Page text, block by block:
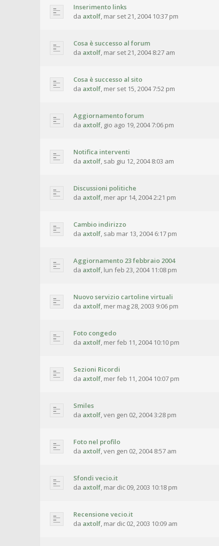
Inserimento links
da axtolf, mar set 21, 2004 10:37 pm
Cosa è successo al forum
da axtolf, mar set 21, 2004 8:27 am
Cosa è successo al sito
da axtolf, mer set 15, 2004 7:52 pm
Aggiornamento forum
da axtolf, gio ago 19, 2004 7:06 pm
Notifica interventi
da axtolf, sab giu 12, 2004 8:03 am
Discussioni politiche
da axtolf, mer apr 14, 2004 2:21 pm
Cambio indirizzo
da axtolf, sab mar 13, 2004 6:17 pm
Aggiornamento 23 febbraio 2004
da axtolf, lun feb 23, 2004 11:08 pm
Nuovo servizio cartoline virtuali
da axtolf, mer mag 28, 2003 9:06 pm
Foto congedo
da axtolf, mer feb 11, 2004 10:10 pm
Sezioni Ricordi
da axtolf, mer feb 11, 2004 10:07 pm
Smiles
da axtolf,ven gen 02, 2004 3:28 pm
Foto nel profilo
da axtolf,ven gen 02, 2004 8:57 am
Sfondi vecio.it
da axtolf, mar dic 09, 2003 10:18 pm
Recensione vecio.it
da axtolf, mar dic 02, 2003 10:09 am